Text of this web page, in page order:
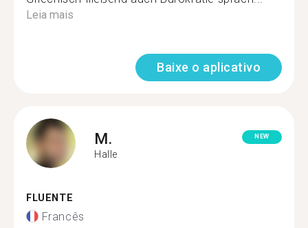
Leia mais
Baixe o aplicativo
M.
Halle
NEW
FLUENTE
Francês